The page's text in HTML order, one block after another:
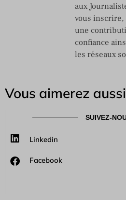
aux
vous inscrire,
une
confiance
les réseaux
Vous aimerez aussi
SUIVEZ-
Linkedin
Facebook